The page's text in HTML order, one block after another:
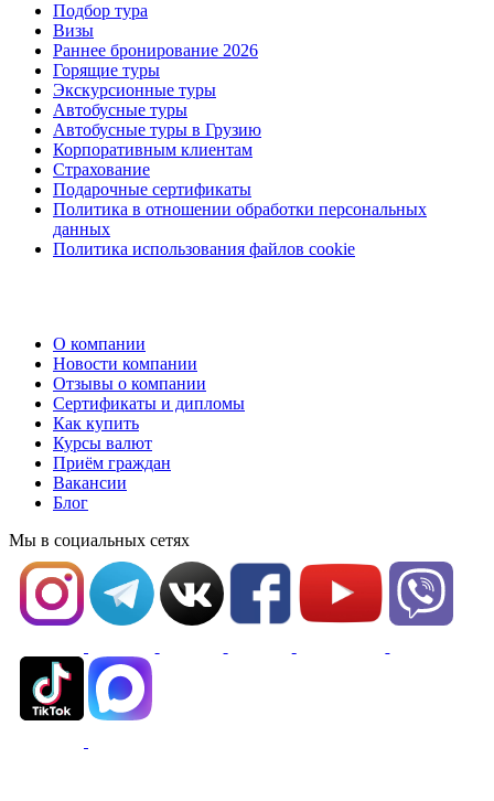
Подбор тура
Визы
Раннее бронирование 2026
Горящие туры
Экскурсионные туры
Автобусные туры
Автобусные туры в Грузию
Корпоративным клиентам
Страхование
Подарочные сертификаты
Политика в отношении обработки персональных
данных
Политика использования файлов cookie
О компании
Новости компании
Отзывы о компании
Сертификаты и дипломы
Как купить
Курсы валют
Приём граждан
Вакансии
Блог
Мы в социальных сетях